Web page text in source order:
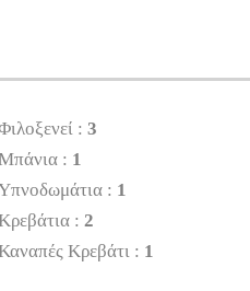
: 3
: 1
: 1
: 2
Κρεβάτι : 1